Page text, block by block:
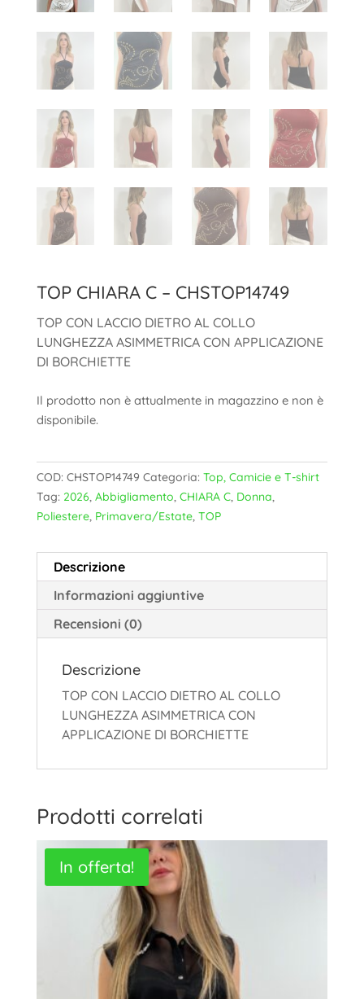
TOP CHIARA C – CHSTOP14749
TOP CON LACCIO DIETRO AL COLLO
LUNGHEZZA ASIMMETRICA CON APPLICAZIONE
DI BORCHIETTE
Il prodotto non è attualmente in magazzino e non è
disponibile.
COD: CHSTOP14749 Categoria: Top, Camicie e T-shirt
Tag: 2026, Abbigliamento, CHIARA C, Donna,
Poliestere, Primavera/Estate, TOP
Descrizione
Informazioni aggiuntive
Recensioni (0)
Descrizione
TOP CON LACCIO DIETRO AL COLLO
LUNGHEZZA ASIMMETRICA CON
APPLICAZIONE DI BORCHIETTE
Prodotti correlati
In offerta!